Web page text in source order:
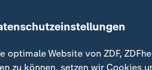
die Türkei bereits um alles. Am
optimale Website von ZDF,
zu können, setzen wir Cookies